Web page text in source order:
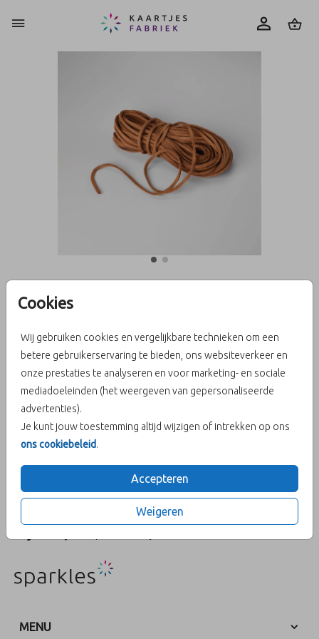
Cookies
Wij gebruiken cookies en vergelijkbare technieken om een
betere gebruikerservaring te bieden, ons websiteverkeer en
onze prestaties te analyseren en voor marketing- en sociale
mediadoeleinden (het weergeven van gepersonaliseerde
advertenties).
Je kunt jouw toestemming altijd wijzigen of intrekken op ons
ons cookiebeleid.
Accepteren
Weigeren
Cognackleurig suède koord
(10 meter)
Aantal x 1 Koordjes Prijs:€ 6,95
OMSCHRIJVING
Cognackleurig suède koord (10 meter). Geschikt om ca. 25
kaarten mee te versieren.
MENU